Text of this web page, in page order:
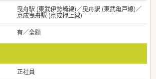
曳舟駅 (東武伊勢崎線)／曳舟駅 (東武亀戸線)／
京成曳舟駅 (京成押上線)
有／全額
正社員